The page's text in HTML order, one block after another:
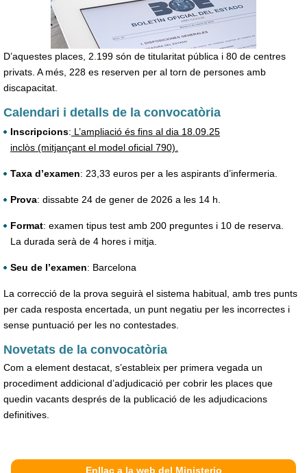
D’aquestes places, 2.199 són de titularitat pública i 80 de centres
privats. A més, 228 es reserven per al torn de persones amb
discapacitat.
Calendari i detalls de la convocatòria
Inscripcions: L’ampliació és fins al dia 18.09.25
inclòs (mitjançant el model oficial 790).
Taxa d’examen: 23,33 euros per a les aspirants d’infermeria.
Prova: dissabte 24 de gener de 2026 a les 14 h.
Format: examen tipus test amb 200 preguntes i 10 de reserva.
La durada serà de 4 hores i mitja.
Seu de l’examen: Barcelona
La correcció de la prova seguirà el sistema habitual, amb tres punts
per cada resposta encertada, un punt negatiu per les incorrectes i
sense puntuació per les no contestades.
Novetats de la convocatòria
Com a element destacat, s’estableix per primera vegada un
procediment addicional d’adjudicació per cobrir les places que
quedin vacants després de la publicació de les adjudicacions
definitives.
Enllaç a la web del Ministerio